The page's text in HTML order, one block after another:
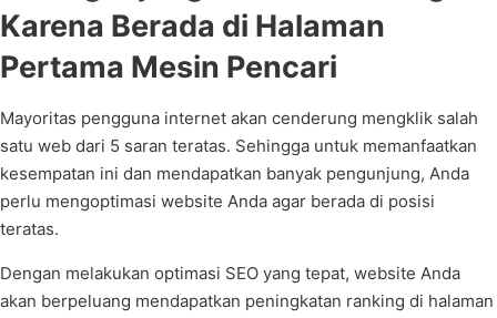
Karena Berada di Halaman
Pertama Mesin Pencari
Mayoritas pengguna internet akan cenderung mengklik salah
satu web dari 5 saran teratas. Sehingga untuk memanfaatkan
kesempatan ini dan mendapatkan banyak pengunjung, Anda
perlu mengoptimasi website Anda agar berada di posisi
teratas.
Dengan melakukan optimasi SEO yang tepat, website Anda
akan berpeluang mendapatkan peningkatan ranking di halaman